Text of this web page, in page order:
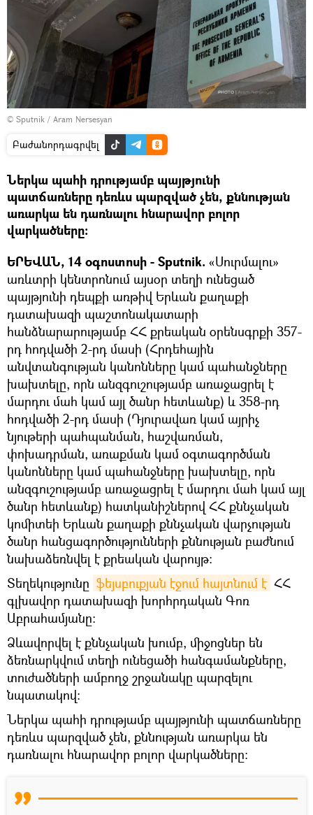
© Sputnik / Aram Nersesyan
Բաժանորդագրվել
Ներկա պահի դրությամբ պայթյունի
պատճառները դեռևս պարզված չեն, քննության
առարկա են դառնալու հնարավոր բոլոր
վարկածները։
ԵՐԵՎԱՆ, 14 օգոստոսի - Sputnik. «Սուրմալու»
առևտրի կենտրոնում այսօր տեղի ունեցած
պայթյունի դեպքի առթիվ Երևան քաղաքի
դատախազի պաշտոնակատարի
հանձնարարությամբ ՀՀ քրեական օրենսգրքի 357-
րդ հոդվածի 2-րդ մասի (Հրդեհային
անվտանգության կանոնները կամ պահանջները
խախտելը, որն անզգուշությամբ առաջացրել է
մարդու մահ կամ այլ ծանր հետևանք) և 358-րդ
հոդվածի 2-րդ մասի (Դյուրավառ կամ այրիչ
նյութերի պահպանման, հաշվառման,
փոխադրման, առաքման կամ օգտագործման
կանոնները կամ պահանջները խախտելը, որն
անզգուշությամբ առաջացրել է մարդու մահ կամ այլ
ծանր հետևանք) հատկանիշներով ՀՀ քննչական
կոմիտեի Երևան քաղաքի քննչական վարչության
ծանր հանցագործությունների քննության բաժնում
նախաձեռնվել է քրեական վարույթ։
Տեղեկությունը ֆեյսբուքյան էջում հայտնում է ՀՀ
գլխավոր դատախազի խորհրդական Գոռ
Աբրահամյանը։
Ձևավորվել է քննչական խումբ, միջոցներ են
ձեռնարկվում տեղի ունեցածի հանգամանքները,
տուժածների ամբողջ շրջանակը պարզելու
նպատակով։
Ներկա պահի դրությամբ պայթյունի պատճառները
դեռևս պարզված չեն, քննության առարկա են
դառնալու հնարավոր բոլոր վարկածները։